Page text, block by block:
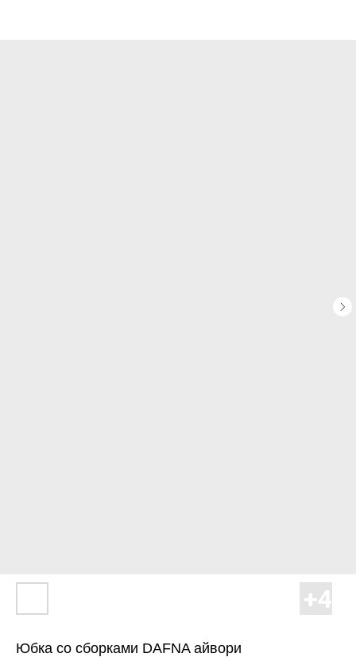
Юбка со сборками DAFNA айвори